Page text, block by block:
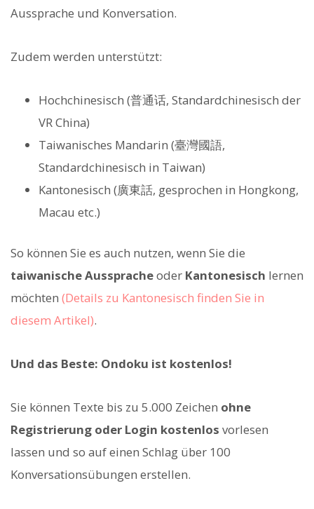
Aussprache und Konversation.
Zudem werden unterstützt:
Hochchinesisch (普通话, Standardchinesisch der
VR China)
Taiwanisches Mandarin (臺灣國語,
Standardchinesisch in Taiwan)
Kantonesisch (廣東話, gesprochen in Hongkong,
Macau etc.)
So können Sie es auch nutzen, wenn Sie die
taiwanische Ausspracheoder Kantonesisch lernen
möchten (Details zu Kantonesisch finden Sie in
diesem Artikel).
Und das Beste: Ondoku ist kostenlos!
Sie können Texte bis zu 5.000 Zeichen ohne
Registrierung oder Login kostenlos vorlesen
lassen und so auf einen Schlag über 100
Konversationsübungen erstellen.